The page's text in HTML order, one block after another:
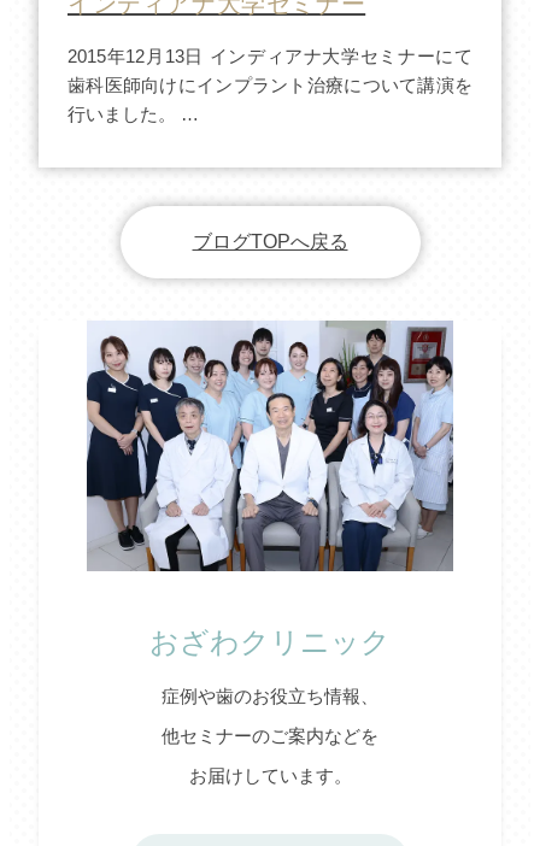
2015年12月13日 インディアナ大学セミナーにて
歯科医師向けにインプラント治療について講演を
行いました。 …
ブログTOPへ戻る
おざわクリニック
症例や歯のお役立ち情報、
他セミナーのご案内などを
お届けしています。